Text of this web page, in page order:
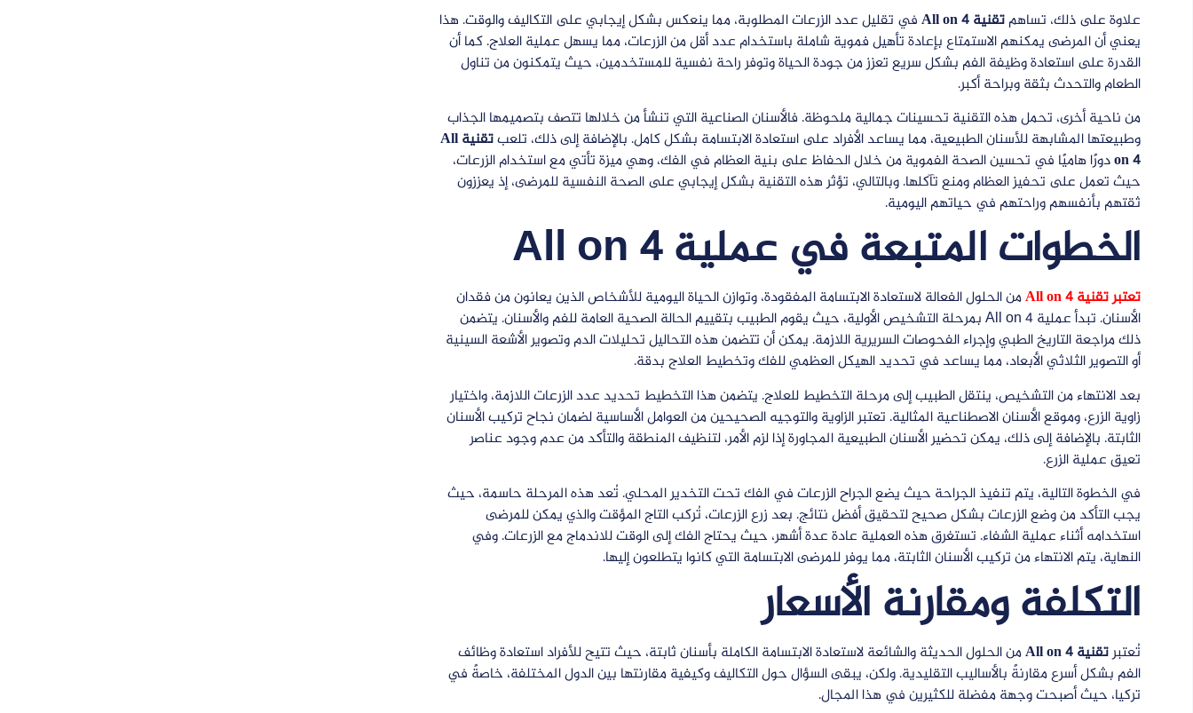
علاوة على ذلك، تساهمتقنية All on 4
في تقليل عدد الزرعات المطلوبة، مما ينعكس بشكل إيجابي على التكاليف والوقت. هذا
يعني أن المرضى يمكنهم الاستمتاع بإعادة تأهيل فموية شاملة باستخدام عدد أقل من الزرعات، مما يسهل عملية العلاج. كما أن
القدرة على استعادة وظيفة الفم بشكل سريع تعزز من جودة الحياة وتوفر راحة نفسية للمستخدمين، حيث يتمكنون من تناول
الطعام والتحدث بثقة وبراحة أكبر.
من ناحية أخرى، تحمل هذه التقنية تحسينات جمالية ملحوظة. فالأسنان الصناعية التي تنشأ من خلالها تتصف بتصميمها الجذاب
وطبيعتها المشابهة للأسنان الطبيعية، مما يساعد الأفراد على استعادة الابتسامة بشكل كامل. بالإضافة إلى ذلك، تلعب
تقنية All
on 4دورًا هاميًا في تحسين الصحة الفموية من خلال الحفاظ على بنية العظام في الفك، وهي ميزة تأتي مع استخدام الزرعات،
حيث تعمل على تحفيز العظام ومنع تآكلها. وبالتالي، تؤثر هذه التقنية بشكل إيجابي على الصحة النفسية للمرضى، إذ يعززون
ثقتهم بأنفسهم وراحتهم في حياتهم اليومية.
الخطوات المتبعة في عملية All on 4
تعتبر تقنية All on 4
من الحلول الفعالة لاستعادة الابتسامة المفقودة، وتوازن الحياة اليومية للأشخاص الذين يعانون من فقدان
الأسنان. تبدأ عملية All on 4 بمرحلة التشخيص الأولية، حيث يقوم الطبيب بتقييم الحالة الصحية العامة للفم والأسنان. يتضمن
ذلك مراجعة التاريخ الطبي وإجراء الفحوصات السريرية اللازمة. يمكن أن تتضمن هذه التحاليل تحليلات الدم وتصوير الأشعة السينية
أو التصوير الثلاثي الأبعاد، مما يساعد في تحديد الهيكل العظمي للفك وتخطيط العلاج بدقة.
بعد الانتهاء من التشخيص، ينتقل الطبيب إلى مرحلة التخطيط للعلاج. يتضمن هذا التخطيط تحديد عدد الزرعات اللازمة، واختيار
زاوية الزرع، وموقع الأسنان الاصطناعية المثالية. تعتبر الزاوية والتوجيه الصحيحين من العوامل الأساسية لضمان نجاح تركيب الأسنان
الثابتة. بالإضافة إلى ذلك، يمكن تحضير الأسنان الطبيعية المجاورة إذا لزم الأمر، لتنظيف المنطقة والتأكد من عدم وجود عناصر
تعيق عملية الزرع.
في الخطوة التالية، يتم تنفيذ الجراحة حيث يضع الجراح الزرعات في الفك تحت التخدير المحلي. تُعد هذه المرحلة حاسمة، حيث
يجب التأكد من وضع الزرعات بشكل صحيح لتحقيق أفضل نتائج. بعد زرع الزرعات، تُركب التاج المؤقت والذي يمكن للمرضى
استخدامه أثناء عملية الشفاء. تستغرق هذه العملية عادة عدة أشهر، حيث يحتاج الفك إلى الوقت للاندماج مع الزرعات. وفي
النهاية، يتم الانتهاء من تركيب الأسنان الثابتة، مما يوفر للمرضى الابتسامة التي كانوا يتطلعون إليها.
التكلفة ومقارنة الأسعار
تُعتبرتقنية All on 4
من الحلول الحديثة والشائعة لاستعادة الابتسامة الكاملة بأسنان ثابتة، حيث تتيح للأفراد استعادة وظائف
الفم بشكل أسرع مقارنةً بالأساليب التقليدية. ولكن، يبقى السؤال حول التكاليف وكيفية مقارنتها بين الدول المختلفة، خاصةً في
تركيا، حيث أصبحت وجهة مفضلة للكثيرين في هذا المجال.